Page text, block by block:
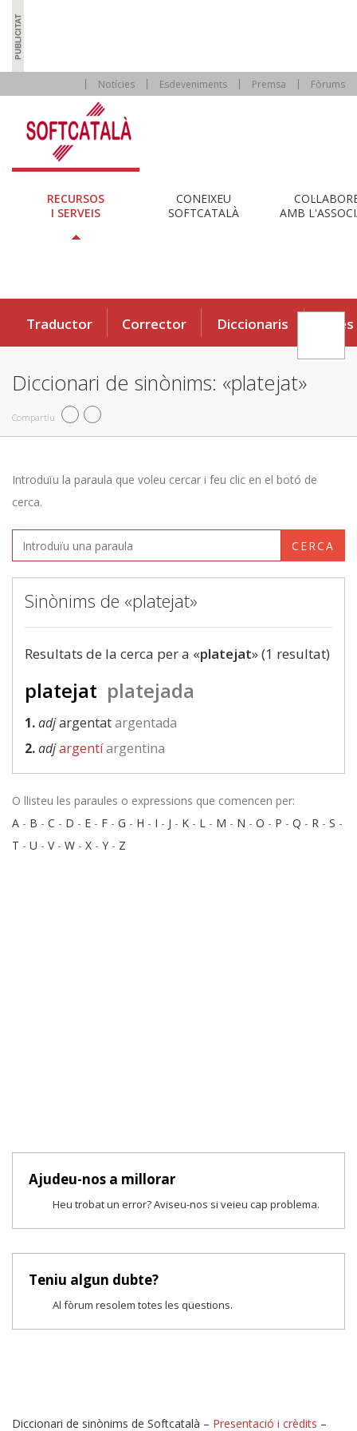
Notícies Esdeveniments Premsa Fòrums
RECURSOS
I SERVEIS
CONEIXEU
SOFTCATALÀ
AMB
Traductor Corrector Diccionaris Eines
Diccionari de sinònims: «platejat»
Compartiu
Introduïu la paraula que voleu cercar i feu clic en el botó de
cerca.
CERCA
Sinònims de «platejat»
Resultats de la cerca per a «platejat» (1 resultat)
platejat platejada
1.adjargentatargentada
2.adjargentíargentina
O llisteu les paraules o expressions que comencen per:
A - B - C - D - E - F - G - H - I - J - K - L - M - N - O - P - Q - R - S -
T - U - V- W - X - Y - Z
Ajudeu-nos a millorar
Heu trobat un error? Aviseu-nos si veieu cap problema.
Teniu algun dubte?
Al fòrum resolem totes les qüestions.
Diccionari de sinònims de Softcatalà – Presentació i crèdits –